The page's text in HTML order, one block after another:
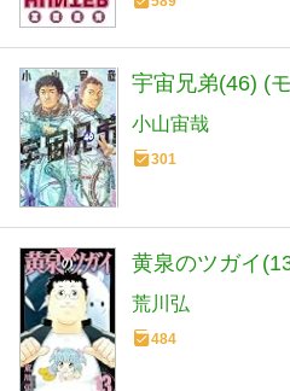
宇宙兄弟(46) (
小山宙哉
301
黄泉のツガイ
荒川弘
484